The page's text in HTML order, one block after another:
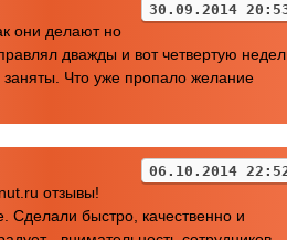
30.09.2014
они делают но
дважды и вот четвертую
Что уже пропало желание
06.10.2014
отзывы!
Сделали быстро, качественно и